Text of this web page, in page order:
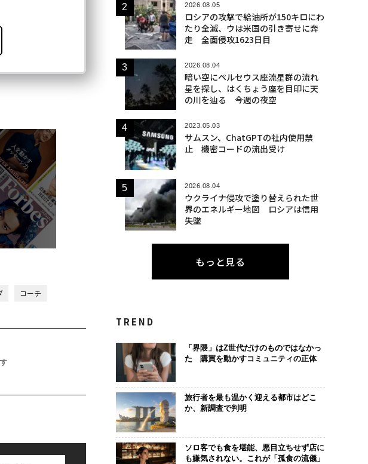
コーチ
2026.08.05
ロシアの攻撃で給油所が150キロにわ
たり全滅、ウは米国の引き寄せに奔
走 全面侵攻1623日目
2026.08.04
暗い空にペルセウス座流星群の流れ
星を探し、はくちょう座を目印に天
の川を辿る 今週の夜空
2023.05.03
サムスン、ChatGPTの社内使用禁
止 機密コードの流出受け
2026.08.04
ウクライナ侵攻で塗り替えられた世
界のエネルギー地図 ロシアは信用
失墜
もっと見る
TREND
「界隈」はZ世代だけのものではなかっ
た 購買を動かすコミュニティの正体
旅行者を最も温かく迎える都市はどこ
か、新調査で判明
ソロ客でも食を堪能、悪目立ちせず店に
も嫌気されない。これが「孤食の流儀」